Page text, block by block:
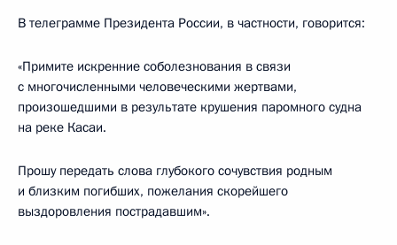
В телеграмме Президента России, в частности, говорится:
«Примите искренние соболезнования в связи
с многочисленными человеческими жертвами,
произошедшими в результате крушения паромного судна
на реке Касаи.
Прошу передать слова глубокого сочувствия родным
и близким погибших, пожелания скорейшего
выздоровления пострадавшим».